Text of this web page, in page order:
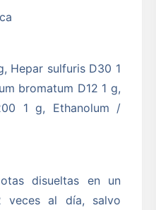
Hepar sulfuris D30 1
bromatum D12 1 g,
1 g, Ethanolum /
disueltas en un
al día, salvo